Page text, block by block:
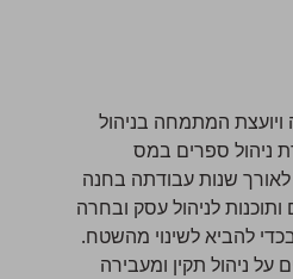
ויועצת המתמחה בניהול
ניהול ספרים במס
שנות עבודתה בחנה
לניהול עסק ובחרה
להביא לשינוי מהשטח.
על ניהול תקין ומעבירה